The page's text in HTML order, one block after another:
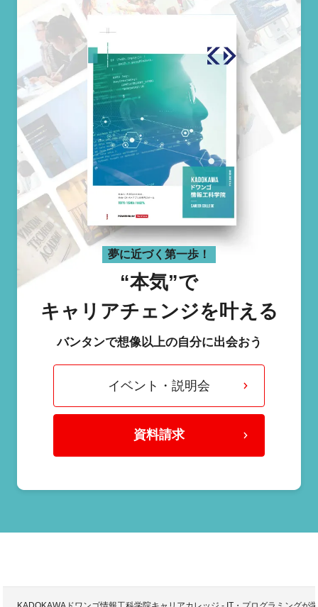
夢に近づく第一歩！
“本気”で
キャリアチェンジを叶える
バンタンで想像以上の自分に出会おう
イベント・説明会
資料請求